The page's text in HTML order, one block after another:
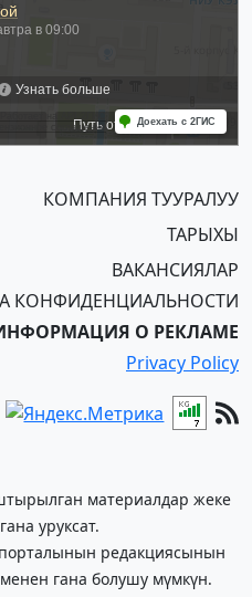
КОМПАНИЯ ТУУРАЛУУ
ТАРЫХЫ
ВАКАНСИЯЛАР
КОНФИДЕНЦИАЛЬНОСТИ
О РЕКЛАМЕ
Privacy Policy
материалдар жеке
уруксат.
порталынын редакциясынын
гана болушу мүмкүн.